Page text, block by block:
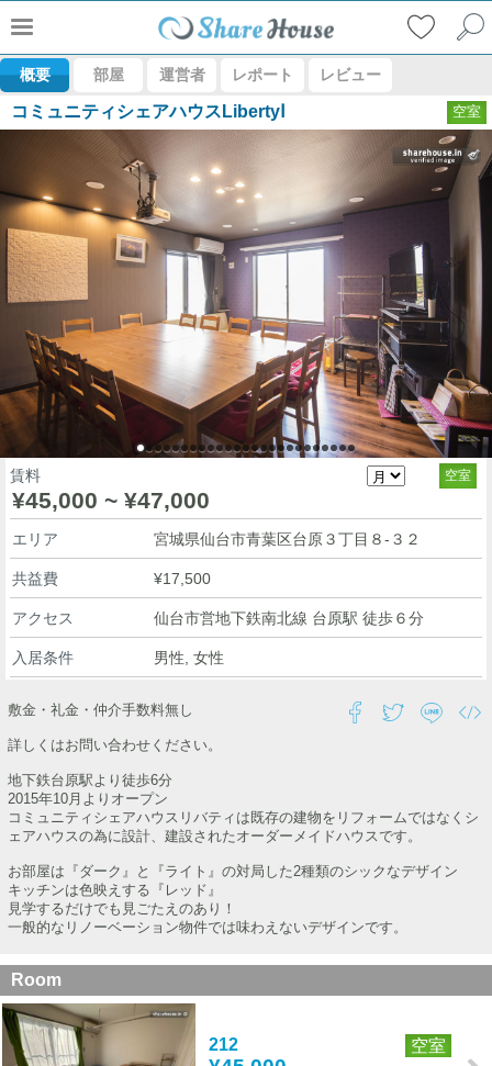
概要 部屋 運営者 レポート レビュー
コミュニティシェアハウスLibertyⅠ 空室
賃料
¥45,000 ~ ¥47,000
空室
エリア 宮城県仙台市青葉区台原３丁目８-３２
共益費 ¥17,500
アクセス 仙台市営地下鉄南北線 台原駅 徒歩６分
入居条件 男性, 女性
敷金・礼金・仲介手数料無し
詳しくはお問い合わせください。
地下鉄台原駅より徒歩6分
2015年10月よりオープン
コミュニティシェアハウスリバティは既存の建物をリフォームではなくシ
ェアハウスの為に設計、建設されたオーダーメイドハウスです。
お部屋は『ダーク』と『ライト』の対局した2種類のシックなデザイン
キッチンは色映えする『レッド』
見学するだけでも見ごたえのあり！
一般的なリノーベーション物件では味わえないデザインです。
Room
212 空室